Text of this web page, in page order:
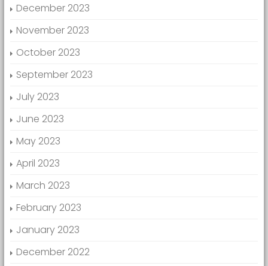
December 2023
November 2023
October 2023
September 2023
July 2023
June 2023
May 2023
April 2023
March 2023
February 2023
January 2023
December 2022